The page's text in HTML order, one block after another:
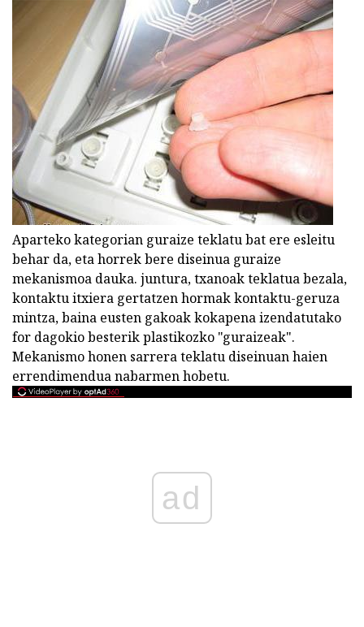
Aparteko kategorian guraize teklatu bat ere esleitu
behar da, eta horrek bere diseinua guraize
mekanismoa dauka. juntura, txanoak teklatua bezala,
kontaktu itxiera gertatzen hormak kontaktu-geruza
mintza, baina eusten gakoak kokapena izendatutako
for dagokio besterik plastikozko "guraizeak".
Mekanismo honen sarrera teklatu diseinuan haien
errendimendua nabarmen hobetu.
ad